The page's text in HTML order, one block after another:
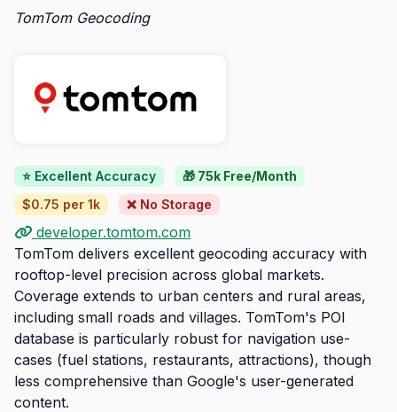
TomTom Geocoding
⭐ Excellent Accuracy
🎁 75k Free/Month
$0.75 per 1k
❌ No Storage
developer.tomtom.com
TomTom delivers excellent geocoding accuracy with
rooftop-level precision across global markets.
Coverage extends to urban centers and rural areas,
including small roads and villages. TomTom's POI
database is particularly robust for navigation use-
cases (fuel stations, restaurants, attractions), though
less comprehensive than Google's user-generated
content.